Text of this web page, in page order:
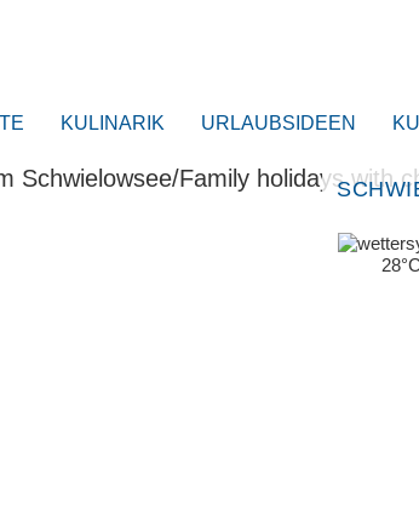
KULINARIK URLAUBSIDEEN
28°C